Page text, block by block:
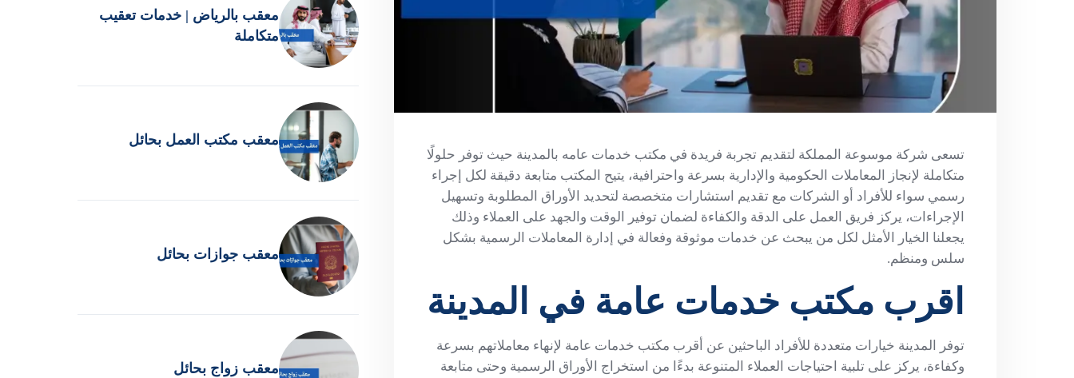
تسعى شركة موسوعة المملكة لتقديم تجربة فريدة في مكتب خدمات عامه بالمدينة حيث توفر حلولًا
متكاملة لإنجاز المعاملات الحكومية والإدارية بسرعة واحترافية، يتيح المكتب متابعة دقيقة لكل إجراء
رسمي سواء للأفراد أو الشركات مع تقديم استشارات متخصصة لتحديد الأوراق المطلوبة وتسهيل
الإجراءات، يركز فريق العمل على الدقة والكفاءة لضمان توفير الوقت والجهد على العملاء وذلك
يجعلنا الخيار الأمثل لكل من يبحث عن خدمات موثوقة وفعالة في إدارة المعاملات الرسمية بشكل
سلس ومنظم.
اقرب مكتب خدمات عامة في المدينة
توفر المدينة خيارات متعددة للأفراد الباحثين عن أقرب مكتب خدمات عامة لإنهاء معاملاتهم بسرعة
وكفاءة، يركز على تلبية احتياجات العملاء المتنوعة بدءًا من استخراج الأوراق الرسمية وحتى متابعة
معقب بالرياض | خدمات تعقيب
متكاملة
معقب مكتب العمل بحائل
معقب جوازات بحائل
معقب زواج بحائل